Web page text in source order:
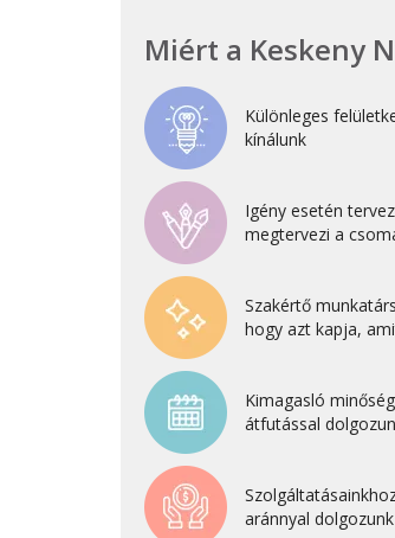
2023. július
2022.
2022. január
2021.
2021. június
2021.
2020.
2020.
Miért a Keskeny
Különleges
kínálunk
Igény esetén
megtervezi a
Szakértő
hogy azt kapja,
Kimagasló
átfutással
aránnyal dolgozunk